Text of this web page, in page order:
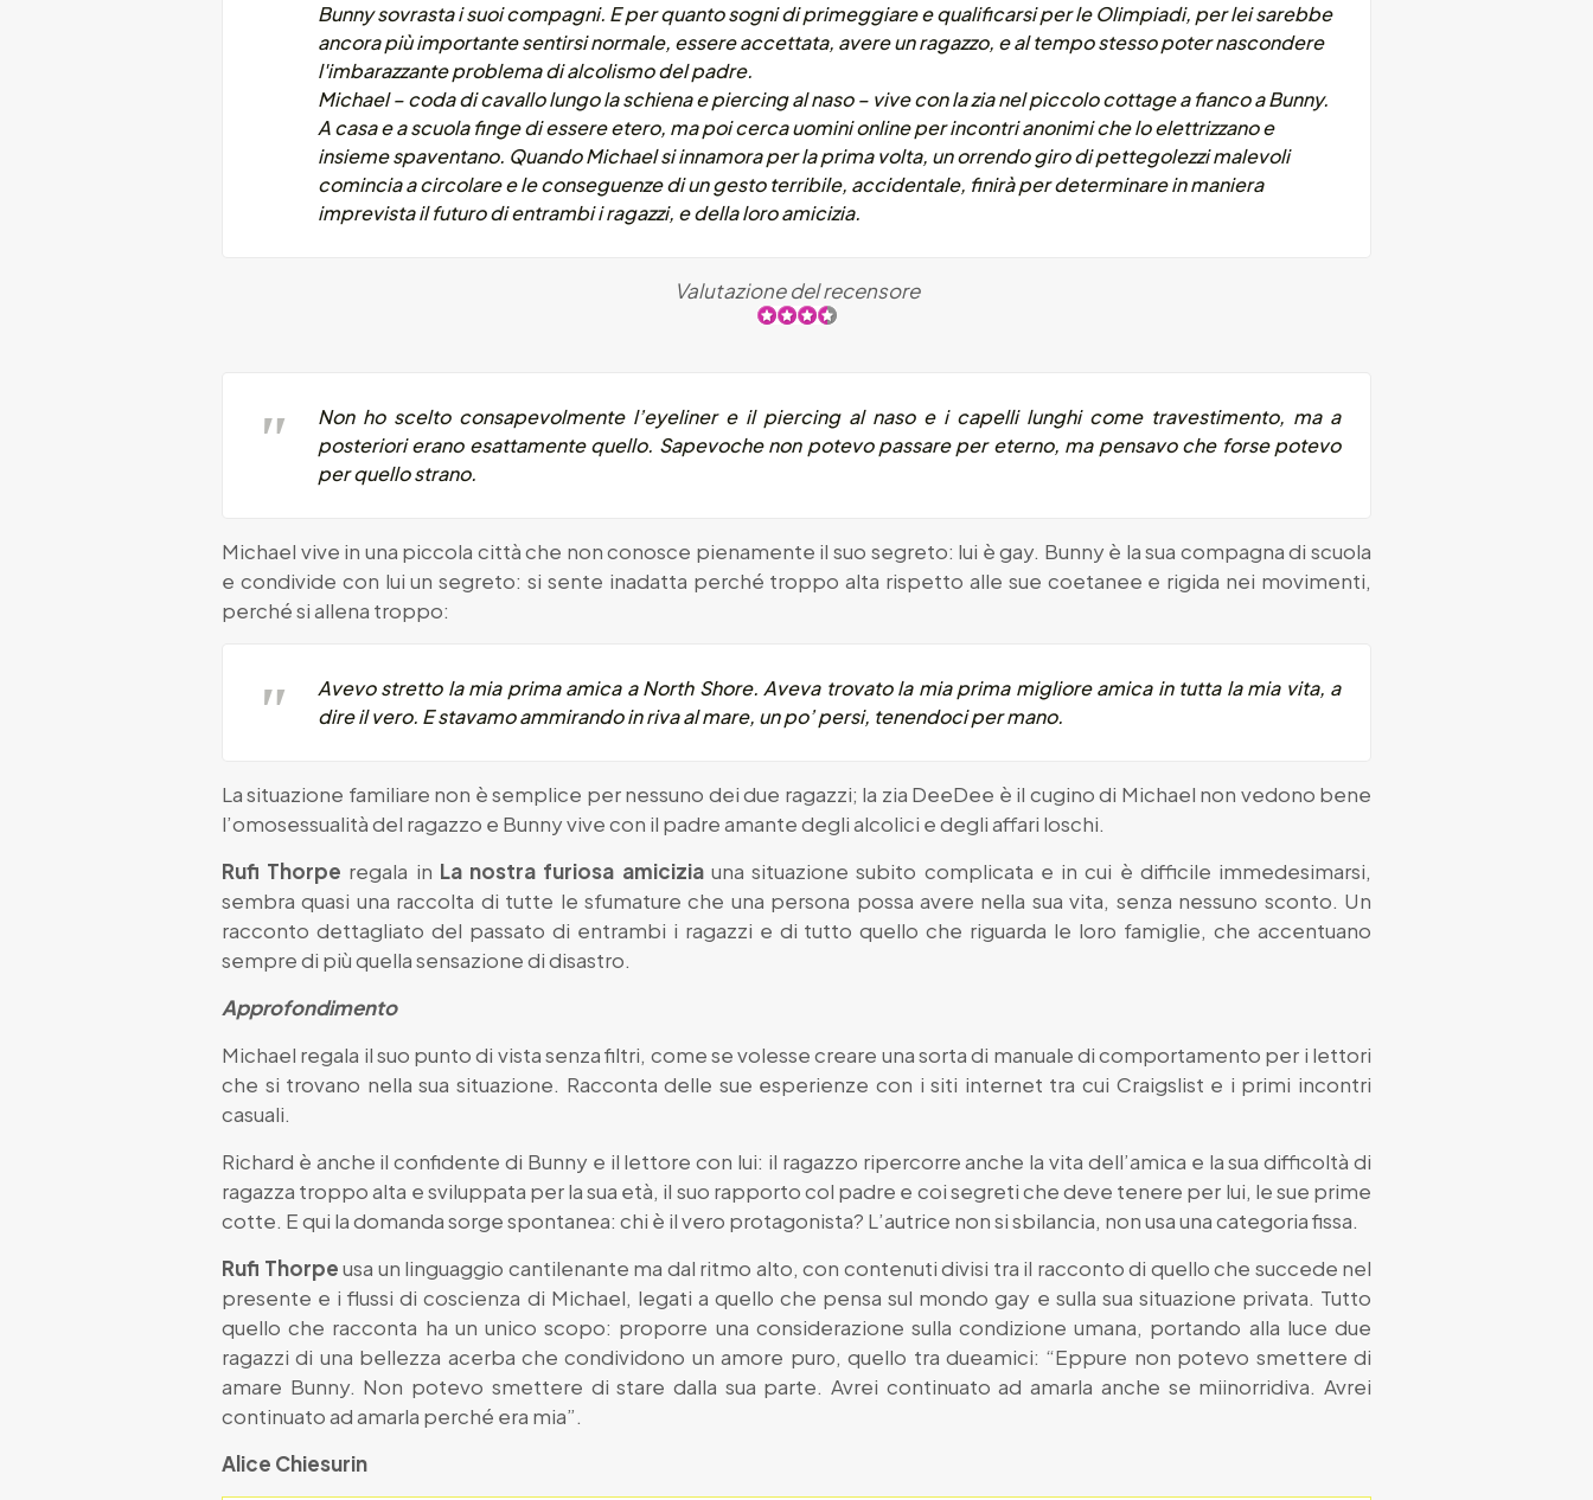
Bunny sovrasta i suoi compagni. E per quanto sogni di primeggiare e qualificarsi per le Olimpiadi, per lei sarebbe
ancora più importante sentirsi normale, essere accettata, avere un ragazzo, e al tempo stesso poter nascondere
l'imbarazzante problema di alcolismo del padre.
Michael – coda di cavallo lungo la schiena e piercing al naso – vive con la zia nel piccolo cottage a fianco a Bunny.
A casa e a scuola finge di essere etero, ma poi cerca uomini online per incontri anonimi che lo elettrizzano e
insieme spaventano. Quando Michael si innamora per la prima volta, un orrendo giro di pettegolezzi malevoli
comincia a circolare e le conseguenze di un gesto terribile, accidentale, finirà per determinare in maniera
imprevista il futuro di entrambi i ragazzi, e della loro amicizia.
Valutazione del recensore
Non ho scelto consapevolmente l’eyeliner e il piercing al naso e i capelli lunghi come travestimento, ma a
posteriori erano esattamente quello. Sapevoche non potevo passare per eterno, ma pensavo che forse potevo
per quellostrano.
Michael vive in una piccola città che non conosce pienamente il suo segreto: lui è gay. Bunny è la sua compagna di scuola
e condivide con lui un segreto: si sente inadatta perché troppo alta rispetto alle sue coetanee e rigida nei movimenti,
perché si allena troppo:
Avevo stretto la mia prima amica a North Shore. Aveva trovato la mia prima migliore amica in tutta la mia vita, a
dire il vero. E stavamo ammirando in riva al mare, un po’ persi, tenendoci per mano.
La situazione familiare non è semplice per nessuno dei due ragazzi; la zia DeeDee è il cugino di Michael non vedono bene
l’omosessualità del ragazzo e Bunny vive con il padre amante degli alcolici e degli affari loschi.
Rufi Thorpe regala in La nostra furiosa amicizia una situazione subito complicata e in cui è difficile immedesimarsi,
sembra quasi una raccolta di tutte le sfumature che una persona possa avere nella sua vita, senza nessuno sconto. Un
racconto dettagliato del passato di entrambi i ragazzi e di tutto quello che riguarda le loro famiglie, che accentuano
sempre di più quella sensazione di disastro.
Approfondimento
Michael regala il suo punto di vista senza filtri, come se volesse creare una sorta di manuale di comportamento per i lettori
che si trovano nella sua situazione. Racconta delle sue esperienze con i siti internet tra cui Craigslist e i primi incontri
casuali.
Richard è anche il confidente di Bunny e il lettore con lui: il ragazzo ripercorre anche la vita dell’amica e la sua difficoltà di
ragazza troppo alta e sviluppata per la sua età, il suo rapporto col padre e coi segreti che deve tenere per lui, le sue prime
cotte. E qui la domanda sorge spontanea: chi è il vero protagonista? L’autrice non si sbilancia, non usa una categoria fissa.
Rufi Thorpeusa un linguaggio cantilenante ma dal ritmo alto, con contenuti divisi tra il racconto di quello che succede nel
presente e i flussi di coscienza di Michael, legati a quello che pensa sul mondo gay e sulla sua situazione privata. Tutto
quello che racconta ha un unico scopo: proporre una considerazione sulla condizione umana, portando alla luce due
ragazzi di una bellezza acerba che condividono un amore puro, quello tra dueamici: “Eppure non potevo smettere di
amare Bunny. Non potevo smettere di stare dalla sua parte. Avrei continuato ad amarla anche se miinorridiva. Avrei
continuato ad amarla perché era mia”.
Alice Chiesurin